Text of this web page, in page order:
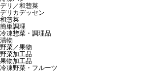
デリ／和惣菜
デリカデッセン
和惣菜
簡単調理
冷凍惣菜・調理品
漬物
野菜／果物
野菜加工品
果物加工品
冷凍野菜・フルーツ